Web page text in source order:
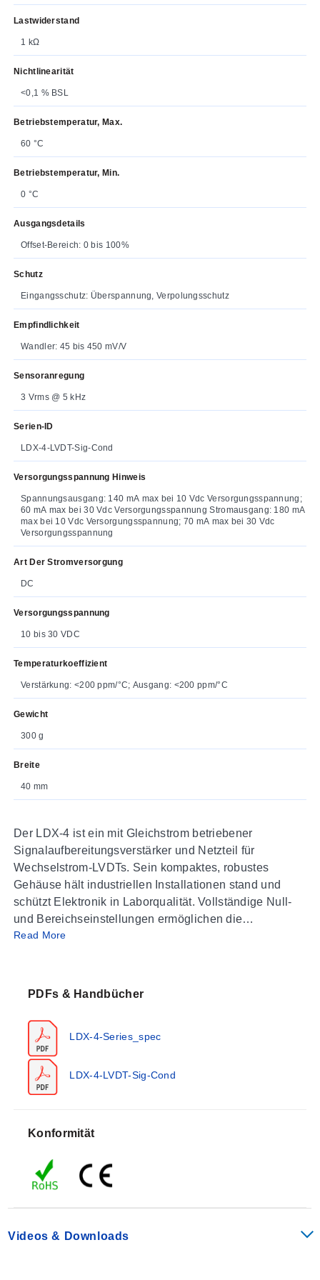
Lastwiderstand
1 kΩ
Nichtlinearität
<0,1 % BSL
Betriebstemperatur, Max.
60 °C
Betriebstemperatur, Min.
0 °C
Ausgangsdetails
Offset-Bereich: 0 bis 100%
Schutz
Eingangsschutz: Überspannung, Verpolungsschutz
Empfindlichkeit
Wandler: 45 bis 450 mV/V
Sensoranregung
3 Vrms @ 5 kHz
Serien-ID
LDX-4-LVDT-Sig-Cond
Versorgungsspannung Hinweis
Spannungsausgang: 140 mA max bei 10 Vdc Versorgungsspannung;
60 mA max bei 30 Vdc Versorgungsspannung Stromausgang: 180 mA
max bei 10 Vdc Versorgungsspannung; 70 mA max bei 30 Vdc
Versorgungsspannung
Art Der Stromversorgung
DC
Versorgungsspannung
10 bis 30 VDC
Temperaturkoeffizient
Verstärkung: <200 ppm/°C; Ausgang: <200 ppm/°C
Gewicht
300 g
Breite
40 mm
Der LDX-4 ist ein mit Gleichstrom betriebener
Signalaufbereitungsverstärker und Netzteil für
Wechselstrom-LVDTs. Sein kompaktes, robustes
Gehäuse hält industriellen Installationen stand und
schützt Elektronik in Laborqualität. Vollständige Null-
und Bereichseinstellungen ermöglichen die
Verwendung des LDX-4 mit jedem LVDT mit einem
ermöglichen die Schnittstelle zu Rekordern, Anzeigen
Verwendung des ± 5 V Ausgangsbereichs ein zweites
0 - 20 mA Signal zur Verfügung, um das Signal über
lange Strecken zu übertragen.
SPEZIFIKATIONEN
30 Vdc Versorgungsspannung
Versorgungsstrom (Stromausgang):
bei 10 Vdc Versorgungsspannung; max. 70 mA bei 30
Vdc Versorgungsspannung
Read More
PDFs & Handbücher
LDX-4-Series_spec
LDX-4-LVDT-Sig-Cond
Konformität
Videos & Downloads